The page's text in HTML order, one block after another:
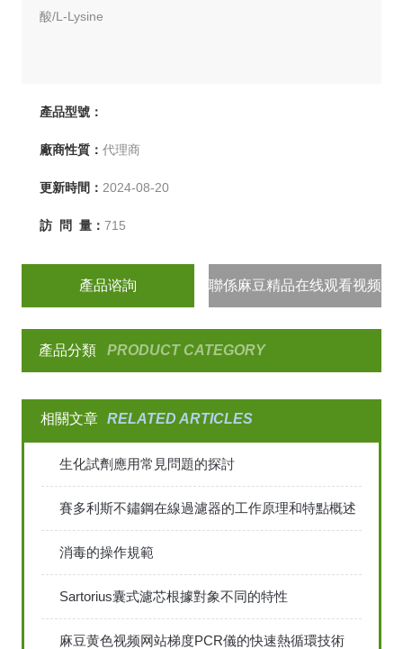
酸/L-Lysine
產品型號：
廠商性質： 代理商
更新時間： 2024-08-20
訪 問 量： 715
產品谘詢 聯係麻豆精品在线观看视频
產品分類 PRODUCT CATEGORY
相關文章 RELATED ARTICLES
生化試劑應用常見問題的探討
賽多利斯不鏽鋼在線過濾器的工作原理和特點概述
消毒的操作規範
Sartorius囊式濾芯根據對象不同的特性
麻豆黄色视频网站梯度PCR儀的快速熱循環技術